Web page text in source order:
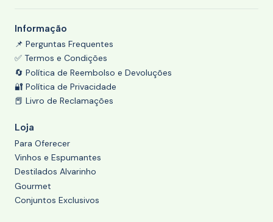
Informação
📌 Perguntas Frequentes
✅ Termos e Condições
🔄 Política de Reembolso e Devoluções
🔐 Política de Privacidade
📕 Livro de Reclamações
Loja
Para Oferecer
Vinhos e Espumantes
Destilados Alvarinho
Gourmet
Conjuntos Exclusivos